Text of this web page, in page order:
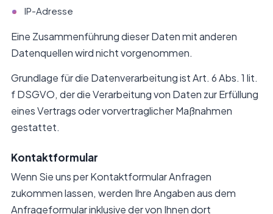
IP-Adresse
Eine Zusammenführung dieser Daten mit anderen
Datenquellen wird nicht vorgenommen.
Grundlage für die Datenverarbeitung ist Art. 6 Abs. 1 lit.
f DSGVO, der die Verarbeitung von Daten zur Erfüllung
eines Vertrags oder vorvertraglicher Maßnahmen
gestattet.
Kontaktformular
Wenn Sie uns per Kontaktformular Anfragen
zukommen lassen, werden Ihre Angaben aus dem
Anfrageformular inklusive der von Ihnen dort